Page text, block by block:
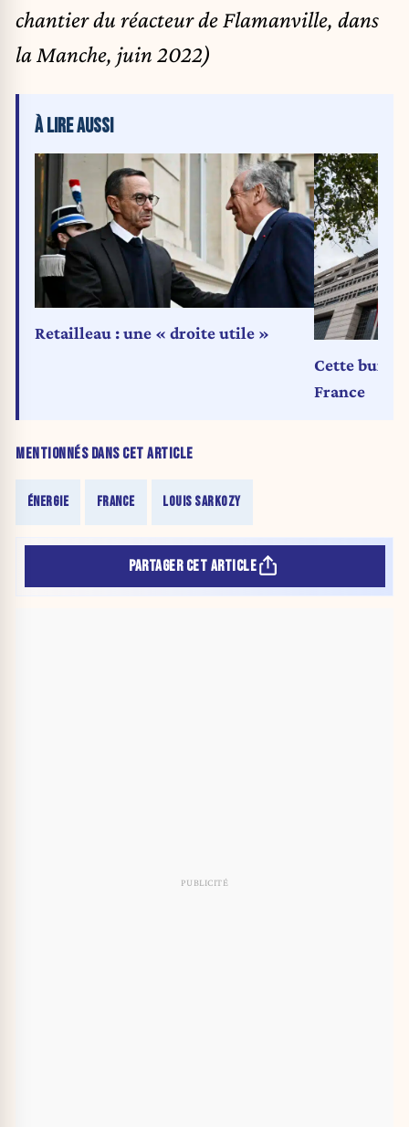
chantier du réacteur de Flamanville, dans
la Manche, juin 2022)
MENTIONNÉS DANS CET ARTICLE
ÉNERGIE FRANCE LOUIS SARKOZY
À LIRE AUSSI
Retailleau : une « droite utile »
Cette
France
PARTAGER CET ARTICLE